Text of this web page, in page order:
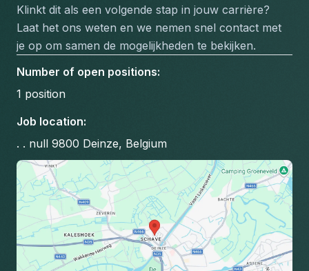
Klinkt dit als een volgende stap in jouw carrière?
Laat het ons weten en we nemen snel contact met
je op om samen de mogelijkheden te bekijken.
Number of open positions:
1 position
Job location:
. . null 9800 Deinze, Belgium